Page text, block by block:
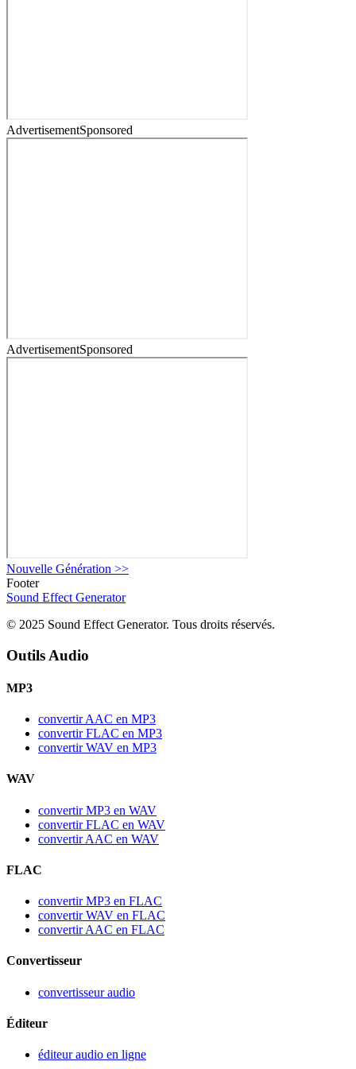
AdvertisementSponsored
AdvertisementSponsored
Nouvelle Génération >>
Footer
Sound Effect Generator
© 2025 Sound Effect Generator. Tous droits réservés.
Outils Audio
MP3
convertir AAC en MP3
convertir FLAC en MP3
convertir WAV en MP3
WAV
convertir MP3 en WAV
convertir FLAC en WAV
convertir AAC en WAV
FLAC
convertir MP3 en FLAC
convertir WAV en FLAC
convertir AAC en FLAC
Convertisseur
convertisseur audio
Éditeur
éditeur audio en ligne